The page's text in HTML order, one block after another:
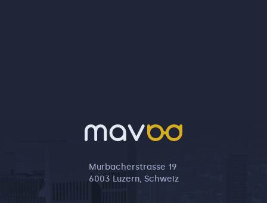
Murbacherstrasse 19
6003 Luzern, Schweiz